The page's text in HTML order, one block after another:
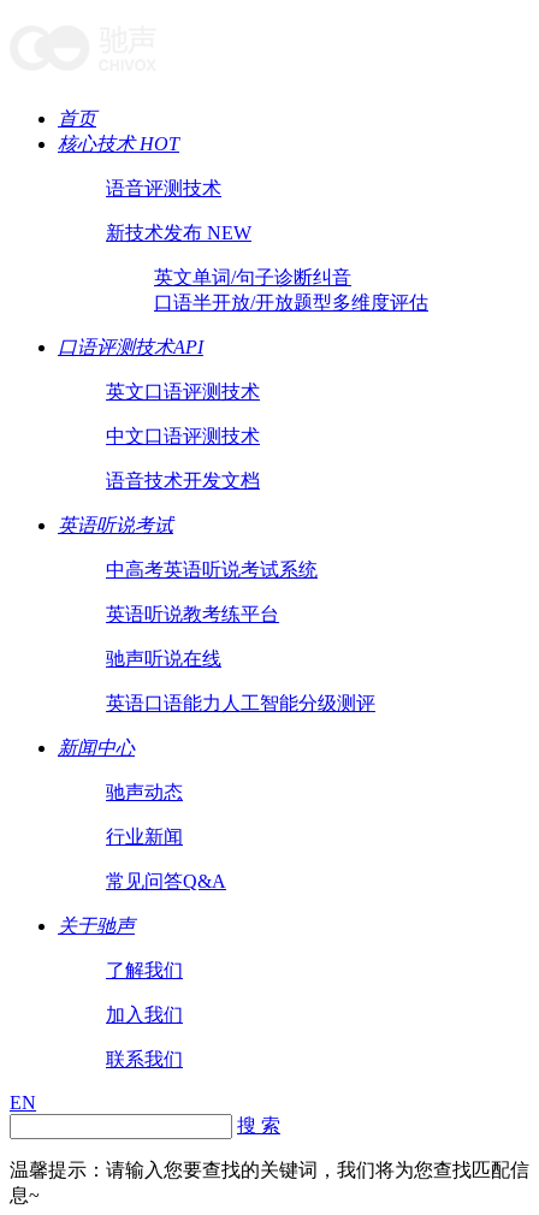
首页
核心技术 HOT
语音评测技术
新技术发布 NEW
英文单词/句子诊断纠音
口语半开放/开放题型多维度评估
口语评测技术API
英文口语评测技术
中文口语评测技术
语音技术开发文档
英语听说考试
中高考英语听说考试系统
英语听说教考练平台
驰声听说在线
英语口语能力人工智能分级测评
新闻中心
驰声动态
行业新闻
常见问答Q&A
关于驰声
了解我们
加入我们
联系我们
EN
搜 索
温馨提示：请输入您要查找的关键词，我们将为您查找匹配信
息~